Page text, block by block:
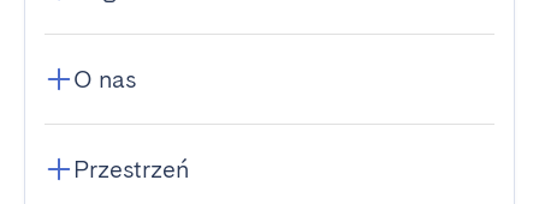
O nas
Przestrzeń